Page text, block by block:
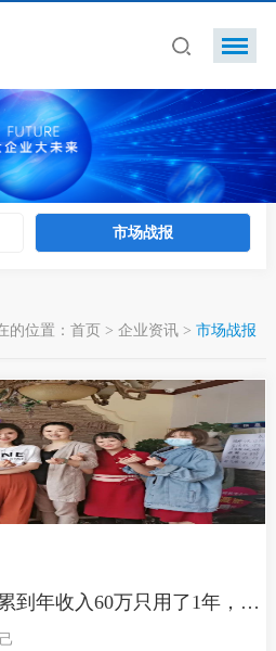
市场战报
的位置：首页 >企业资讯 >市场战报
（海纳美业）从负债累累到年收入60万只用了1年，她是这样逆袭的